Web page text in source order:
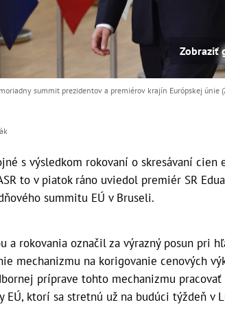
Zobraziť
summit prezidentov a premiérov krajín Európskej únie
s výsledkom rokovaní o skresávaní cien
to v piatok ráno uviedol premiér SR
summitu EÚ v Bruseli.
a rokovania označil za výrazný posun pri
mechanizmu na korigovanie cenových
príprave tohto mechanizmu pracovať
ktorí sa stretnú už na budúci týždeň v